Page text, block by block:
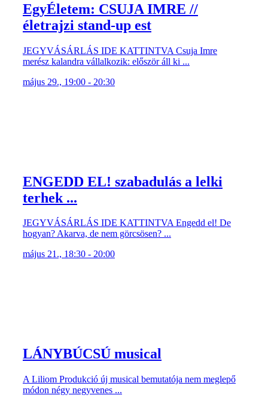
EgyÉletem: CSUJA IMRE //
életrajzi stand-up est
JEGYVÁSÁRLÁS IDE KATTINTVA Csuja Imre
merész kalandra vállalkozik: először áll ki ...
május 29., 19:00 - 20:30
ENGEDD EL! szabadulás a lelki
terhek ...
JEGYVÁSÁRLÁS IDE KATTINTVA Engedd el! De
hogyan? Akarva, de nem görcsösen? ...
május 21., 18:30 - 20:00
LÁNYBÚCSÚ musical
A Liliom Produkció új musical bemutatója nem meglepő
módon négy negyvenes ...